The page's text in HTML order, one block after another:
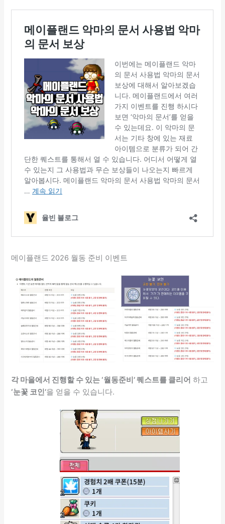
메이플랜드 2026 월동 준비 이벤트
각 마을에서 진행할 수 있는 ‘월동준비’ 퀘스트를 클리어 하고
‘눈꽃 코인’을 얻을 수 있습니다.